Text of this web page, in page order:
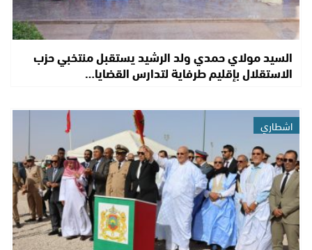
السيد مولاي حمدي ولد الرشيد يستقبل منتخبي حزب
الاستقلال بإقليم طرفاية لتدارس القضايا…
اشطاري